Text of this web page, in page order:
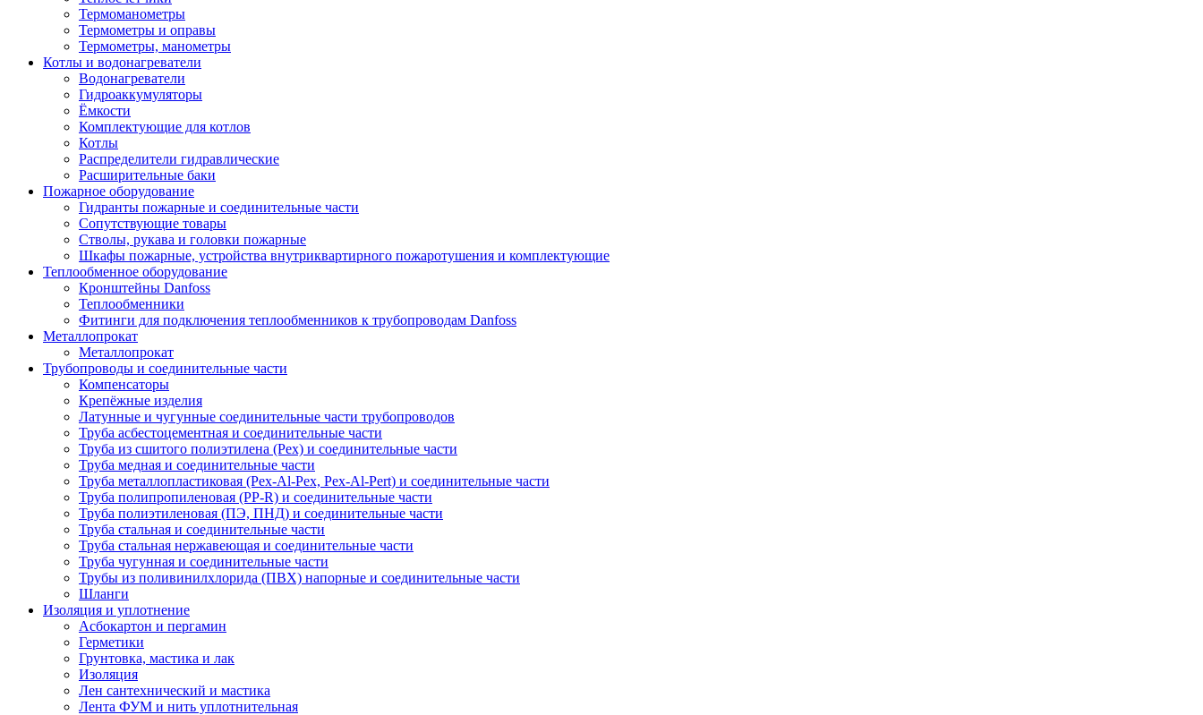
Термоманометры
Термометры и оправы
Термометры, манометры
Котлы и водонагреватели
Водонагреватели
Гидроаккумуляторы
Ёмкости
Комплектующие для котлов
Котлы
Распределители гидравлические
Расширительные баки
Пожарное оборудование
Гидранты пожарные и соединительные части
Сопутствующие товары
Стволы, рукава и головки пожарные
Шкафы пожарные, устройства внутриквартирного пожаротушения и комплектующие
Теплообменное оборудование
Кронштейны Danfoss
Теплообменники
Фитинги для подключения теплообменников к трубопроводам Danfoss
Металлопрокат
Металлопрокат
Трубопроводы и соединительные части
Компенсаторы
Крепёжные изделия
Латунные и чугунные соединительные части трубопроводов
Труба асбестоцементная и соединительные части
Труба из сшитого полиэтилена (Pex) и соединительные части
Труба медная и соединительные части
Труба металлопластиковая (Pex-Al-Pex, Pex-Al-Pert) и соединительные части
Труба полипропиленовая (PP-R) и соединительные части
Труба полиэтиленовая (ПЭ, ПНД) и соединительные части
Труба стальная и соединительные части
Труба стальная нержавеющая и соединительные части
Труба чугунная и соединительные части
Трубы из поливинилхлорида (ПВХ) напорные и соединительные части
Шланги
Изоляция и уплотнение
Асбокартон и пергамин
Герметики
Грунтовка, мастика и лак
Изоляция
Лен сантехнический и мастика
Лента ФУМ и нить уплотнительная